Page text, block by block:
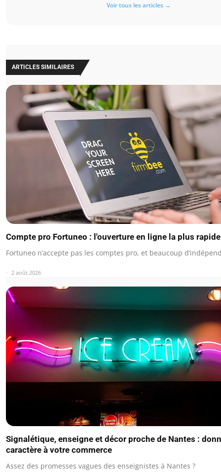
Voir tous les articles →
ARTICLES SIMILAIRES
Compte pro Fortuneo : l'ouverture en ligne la plus
Fortuneo n’accepte pas les comptes pro, et beaucoup
2 août 2026
Signalétique, enseigne et décor proche de Nantes :
caractère à votre commerce
Assez des promesses vagues des enseignistes à Nantes ?